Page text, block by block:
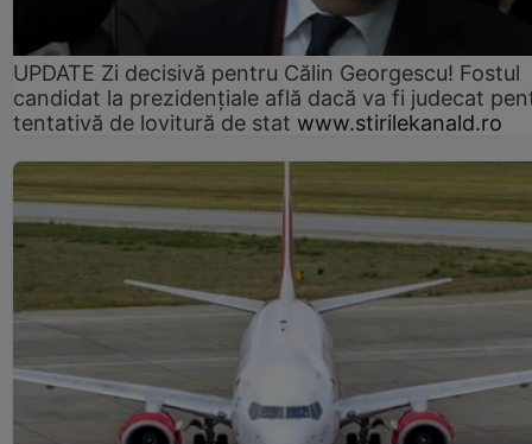
UPDATE Zi decisivă pentru Călin Georgescu! Fostul
candidat la prezidențiale află dacă va fi judecat
tentativă de lovitură de stat www.stirilekanald.ro